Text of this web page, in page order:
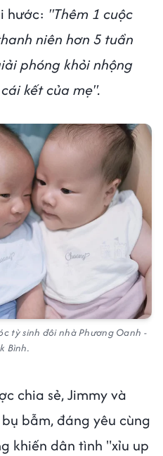
hước: "Thêm 1 cuộc
niên hơn 5 tuần
phóng khỏi nhộng
kết của mẹ".
tỳ sinh đôi nhà Phương Oanh -
Bình.
chia sẻ, Jimmy và
bẫm, đáng yêu cùng
khiến dân tình "xỉu up